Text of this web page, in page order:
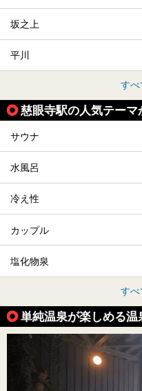
坂之上
平川
すべ
慈眼寺駅の人気テーマ
サウナ
水風呂
冷え性
カップル
塩化物泉
すべ
単純温泉が楽しめる温